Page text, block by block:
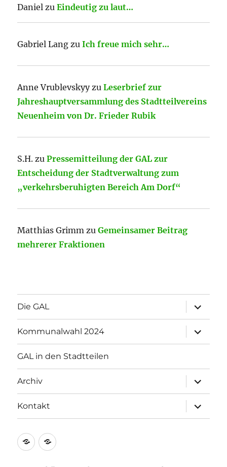
Daniel zuEindeutig zu laut…
Gabriel Lang zuIch freue mich sehr…
Anne VrublevskyyzuLeserbrief zur
Jahreshauptversammlung des Stadtteilvereins
Neuenheim von Dr. Frieder Rubik
S.H. zuPressemitteilung der GAL zur
Entscheidung der Stadtverwaltung zum
„verkehrsberuhigten Bereich Am Dorf“
Matthias Grimm zuGemeinsamer Beitrag
mehrerer Fraktionen
Die GAL
öffnen
Kommunalwahl 2024
öffnen
GAL in den Stadtteilen
Archiv
öffnen
Kontakt
öffnen
ImpressumDatenschutzerklärung